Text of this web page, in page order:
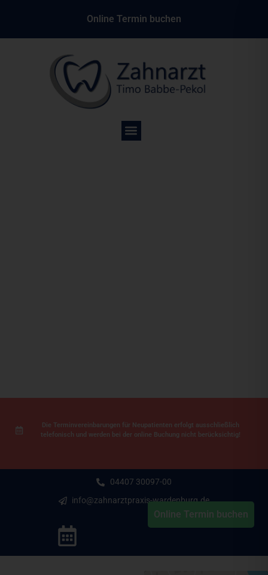
Online Termin buchen
Die Terminvereinbarungen für Neupatienten erfolgt ausschließlich
telefonisch und werden bei der online Buchung nicht berücksichtig!
04407 30097-00
info@zahnarztpraxis-wardenburg.de
Online Termin buchen